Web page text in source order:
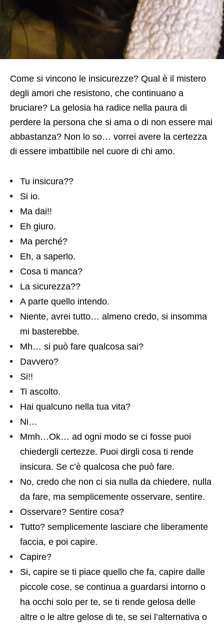
Come si vincono le insicurezze? Qual è il mistero
degli amori che resistono, che continuano a
bruciare? La gelosia ha radice nella paura di
perdere la persona che si ama o di non essere mai
abbastanza? Non lo so… vorrei avere la certezza
di essere imbattibile nel cuore di chi amo.
Tu insicura??
Si io.
Ma dai!!
Eh giuro.
Ma perché?
Eh, a saperlo.
Cosa ti manca?
La sicurezza??
A parte quello intendo.
Niente, avrei tutto… almeno credo, si insomma
mi basterebbe.
Mh… si può fare qualcosa sai?
Davvero?
Si!!
Ti ascolto.
Hai qualcuno nella tua vita?
Ni…
Mmh…Ok… ad ogni modo se ci fosse puoi
chiedergli certezze. Puoi dirgli cosa ti rende
insicura. Se c’è qualcosa che può fare.
No, credo che non ci sia nulla da chiedere, nulla
da fare, ma semplicemente osservare, sentire.
Osservare? Sentire cosa?
Tutto? semplicemente lasciare che liberamente
faccia, e poi capire.
Capire?
Si, capire se ti piace quello che fa, capire dalle
piccole cose, se continua a guardarsi intorno o
ha occhi solo per te, se ti rende gelosa delle
altre o le altre gelose di te, se sei l’alternativa o